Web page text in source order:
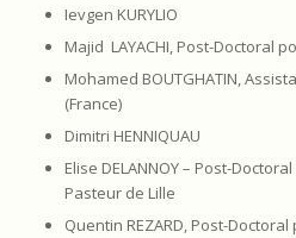
Ievgen KURYLIO
Majid LAYACHI, Post-Doctoral
Mohamed BOUTGHATIN,
(France)
Dimitri HENNIQUAU
Elise DELANNOY – Post-
Pasteur de Lille
Quentin REZARD, Post-